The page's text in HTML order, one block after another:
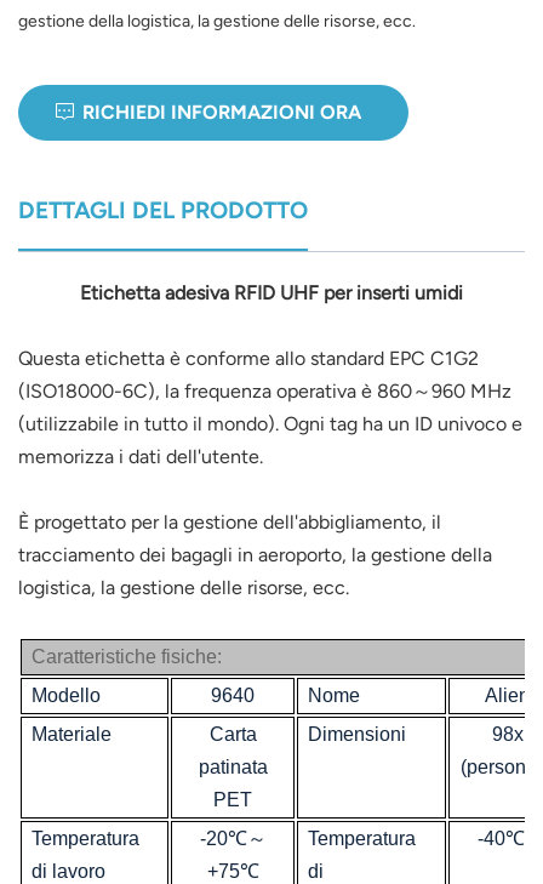
Tiếng Việt
gestione della logistica, la gestione delle risorse, ecc.
RICHIEDI INFORMAZIONI ORA
DETTAGLI DEL PRODOTTO
Etichetta adesiva RFID UHF per inserti umidi
Questa etichetta è conforme allo standard EPC C1G2
(ISO18000-6C), la frequenza operativa è 860～960 MHz
(utilizzabile in tutto il mondo). Ogni tag ha un ID univoco e
memorizza i dati dell'utente.
È progettato per la gestione dell'abbigliamento, il
tracciamento dei bagagli in aeroporto, la gestione della
logistica, la gestione delle risorse, ecc.
Caratteristiche fisiche:
Modello
9640 Nome
Materiale
Carta
patinata
PET
Dimensioni
Temperatura
di lavoro
-20℃～
+75℃
Temperatura
di
-40℃